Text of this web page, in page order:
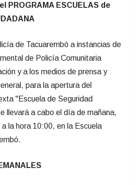
PROGRAMA ESCUELAS de
de Tacuarembó a instancias de
de Policía Comunitaria
y a los medios de prensa y
para la apertura del
"Escuela de Seguridad
llevará a cabo el día de mañana,
la hora 10:00, en la Escuela